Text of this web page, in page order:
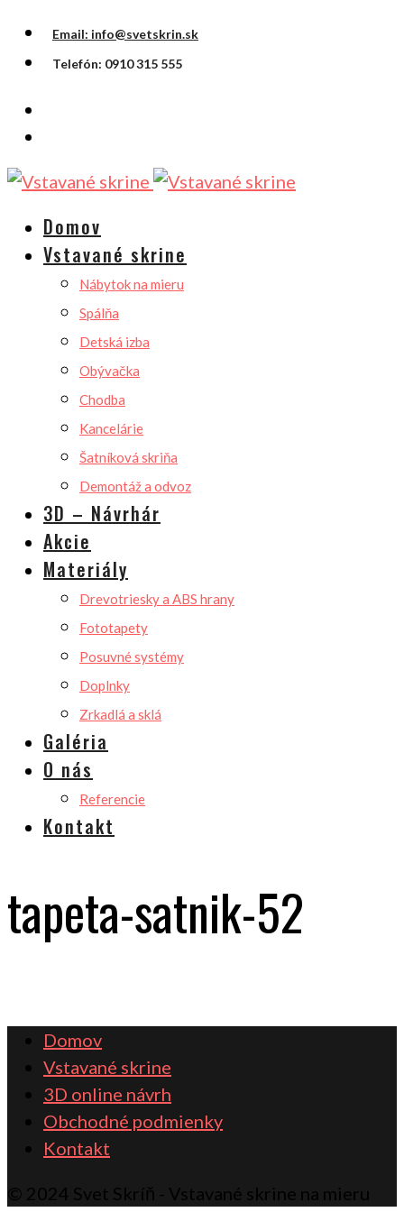
Email: info@svetskrin.sk
Telefón: 0910 315 555
Domov
Vstavané skrine
Nábytok na mieru
Spálňa
Detská izba
Obývačka
Chodba
Kancelárie
Šatníková skriňa
Demontáž a odvoz
3D – Návrhár
Akcie
Materiály
Drevotriesky a ABS hrany
Fototapety
Posuvné systémy
Doplnky
Zrkadlá a sklá
Galéria
O nás
Referencie
Kontakt
tapeta-satnik-52
Domov
Vstavané skrine
3D online návrh
Obchodné podmienky
Kontakt
© 2024 Svet Skríň - Vstavané skrine na mieru